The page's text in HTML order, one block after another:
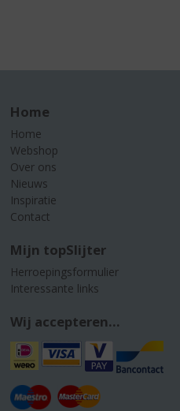
Home
Home
Webshop
Over ons
Nieuws
Inspiratie
Contact
Mijn topSlijter
Herroepingsformulier
Interessante links
Wij accepteren...